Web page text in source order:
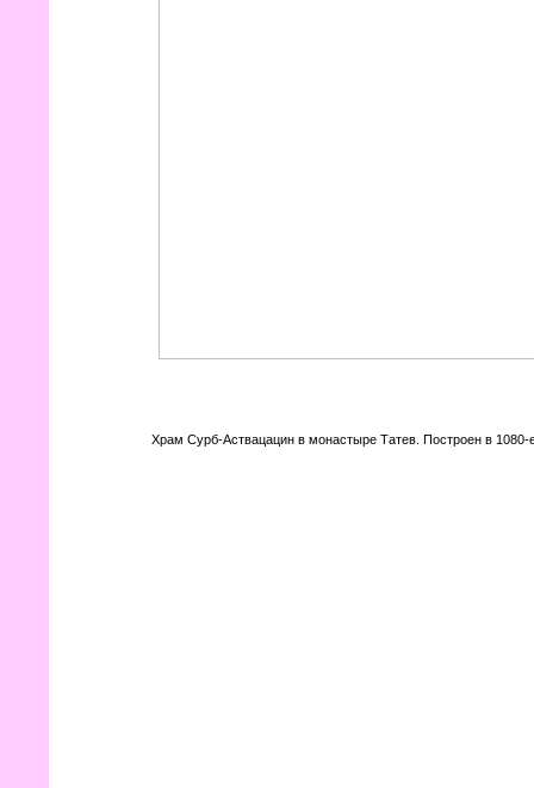
Храм Сурб-Аствацацин в монастыре Татев. Построен в 1080-